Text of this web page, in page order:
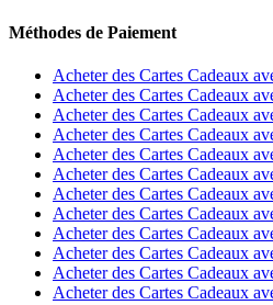
Méthodes de Paiement
Acheter des Cartes Cadeaux
Acheter des Cartes Cadeaux
Acheter des Cartes Cadeaux
Acheter des Cartes Cadeaux
Acheter des Cartes Cadeaux
Acheter des Cartes Cadeaux
Acheter des Cartes Cadeaux
Acheter des Cartes Cadeaux
Acheter des Cartes Cadeaux
Acheter des Cartes Cadeaux
Acheter des Cartes Cadeaux
Acheter des Cartes Cadeaux